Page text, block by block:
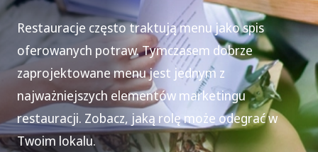
Restauracje często traktują menu jako spis
oferowanych potraw. Tymczasem dobrze
zaprojektowane menu jest jednym z
najważniejszych elementów marketingu
restauracji. Zobacz, jaką rolę może odegrać w
Twoim lokalu.